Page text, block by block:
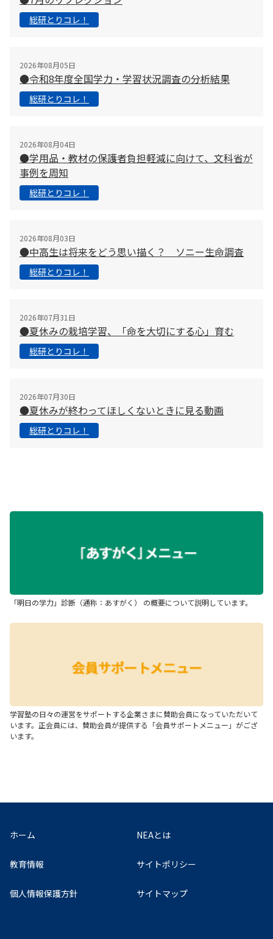
総研とりコレ！
2026年08月05日
●令和8年度全国学力・学習状況調査の分析結果
総研とりコレ！
2026年08月04日
●学用品・教材の保護者負担軽減に向けて、文科省が
事例を周知
総研とりコレ！
2026年08月03日
●中高生は将来をどう思い描く？ ソニー生命調査
総研とりコレ！
2026年07月31日
●夏休みの栽培学習、「命を大切にする心」育む
総研とりコレ！
2026年07月30日
●夏休みが終わってほしくないときに見る動画
総研とりコレ！
「明日の学力」診断（通称：あすがく） の概要について説明しています。
学習塾の日々の運営をサポートする企業さまに賛助会員になっていただいて
います。正会員には、賛助会員が提供する「会員サポートメニュー」がござ
います。
ホーム NEAとは
教育情報 サイトポリシー
個人情報保護方針 サイトマップ